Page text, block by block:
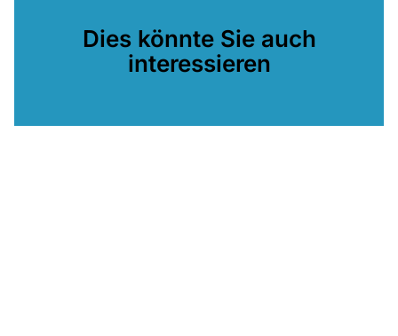
Dies könnte Sie auch
interessieren